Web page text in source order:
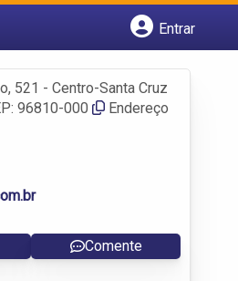
Entrar
521 - Centro-Santa Cruz
96810-000
Endereço
Comente